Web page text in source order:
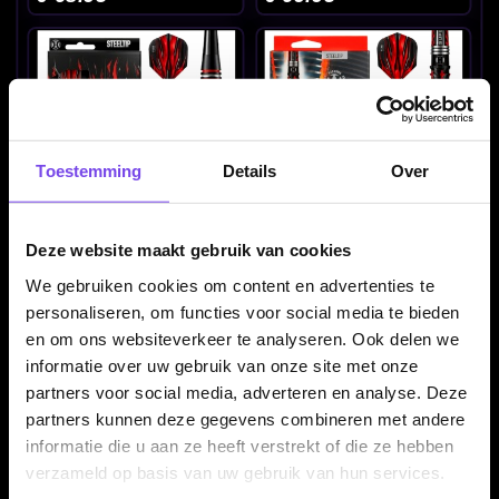
Toestemming Details Over
Deze website maakt gebruik van cookies
We gebruiken cookies om content en advertenties te
personaliseren, om functies voor social media te bieden
en om ons websiteverkeer te analyseren. Ook delen we
informatie over uw gebruik van onze site met onze
partners voor social media, adverteren en analyse. Deze
partners kunnen deze gegevens combineren met andere
informatie die u aan ze heeft verstrekt of die ze hebben
verzameld op basis van uw gebruik van hun services.
Harrows Fire High Grade
€ 15.50
Harrows Fire Inferno 90%
€ 89.95